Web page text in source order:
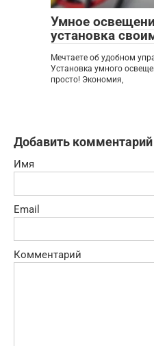
Умное
установка
Мечтаете об удобном
Установка умного
просто! Экономия,
Добавить комментарий
Имя
Email
Комментарий